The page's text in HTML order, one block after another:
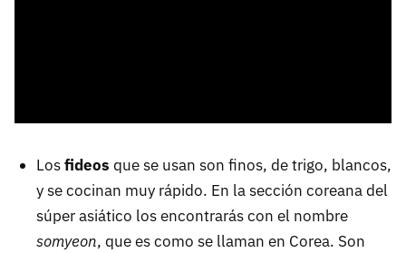
Losfideos que se usan son finos, de trigo, blancos,
y se cocinan muy rápido. En la sección coreana del
súper asiático los encontrarás con el nombre
somyeon, que es como se llaman en Corea. Son